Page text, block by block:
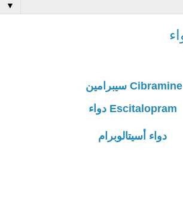
▼
Cibramine سيبرامين
دواء أسيتالوبرام